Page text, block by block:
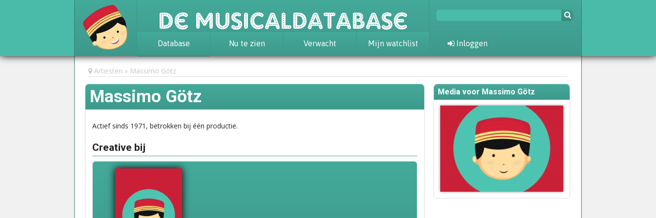
De Musicaldatabase
Database
Achtergrond
Awards
Statistieken
Nu te zien Verwacht Mijn watchlist Inloggen
Artiesten Massimo Götz
Massimo Götz
Actief sinds 1971, betrokken bij één productie.
Creative bij
Media voor Massimo Götz